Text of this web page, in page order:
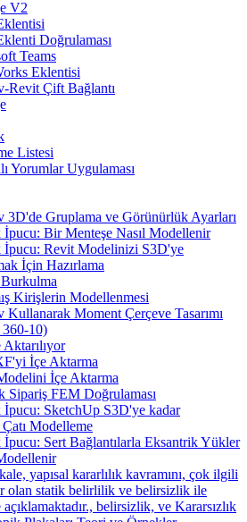
V2
Doğrulaması
Teams
Eklentisi
Revit Çift Bağlantı
Listesi
Yorumlar Uygulaması
3D'de Gruplama ve Görünürlük Ayarları
İpucu: Bir Menteşe Nasıl Modellenir
İpucu: Revit Modelinizi S3D'ye
İçin Hazırlama
Kirişlerin Modellenmesi
Kullanarak Moment Çerçeve Tasarımı
10)
İçe Aktarma
İçe Aktarma
Sipariş FEM Doğrulaması
İpucu: SketchUp S3D'ye kadar
Modelleme
Sert Bağlantılarla Eksantrik Yükler
yapısal kararlılık kavramını, çok ilgili
olan statik belirlilik ve belirsizlik ile
belirsizlik, ve Kararsızlık